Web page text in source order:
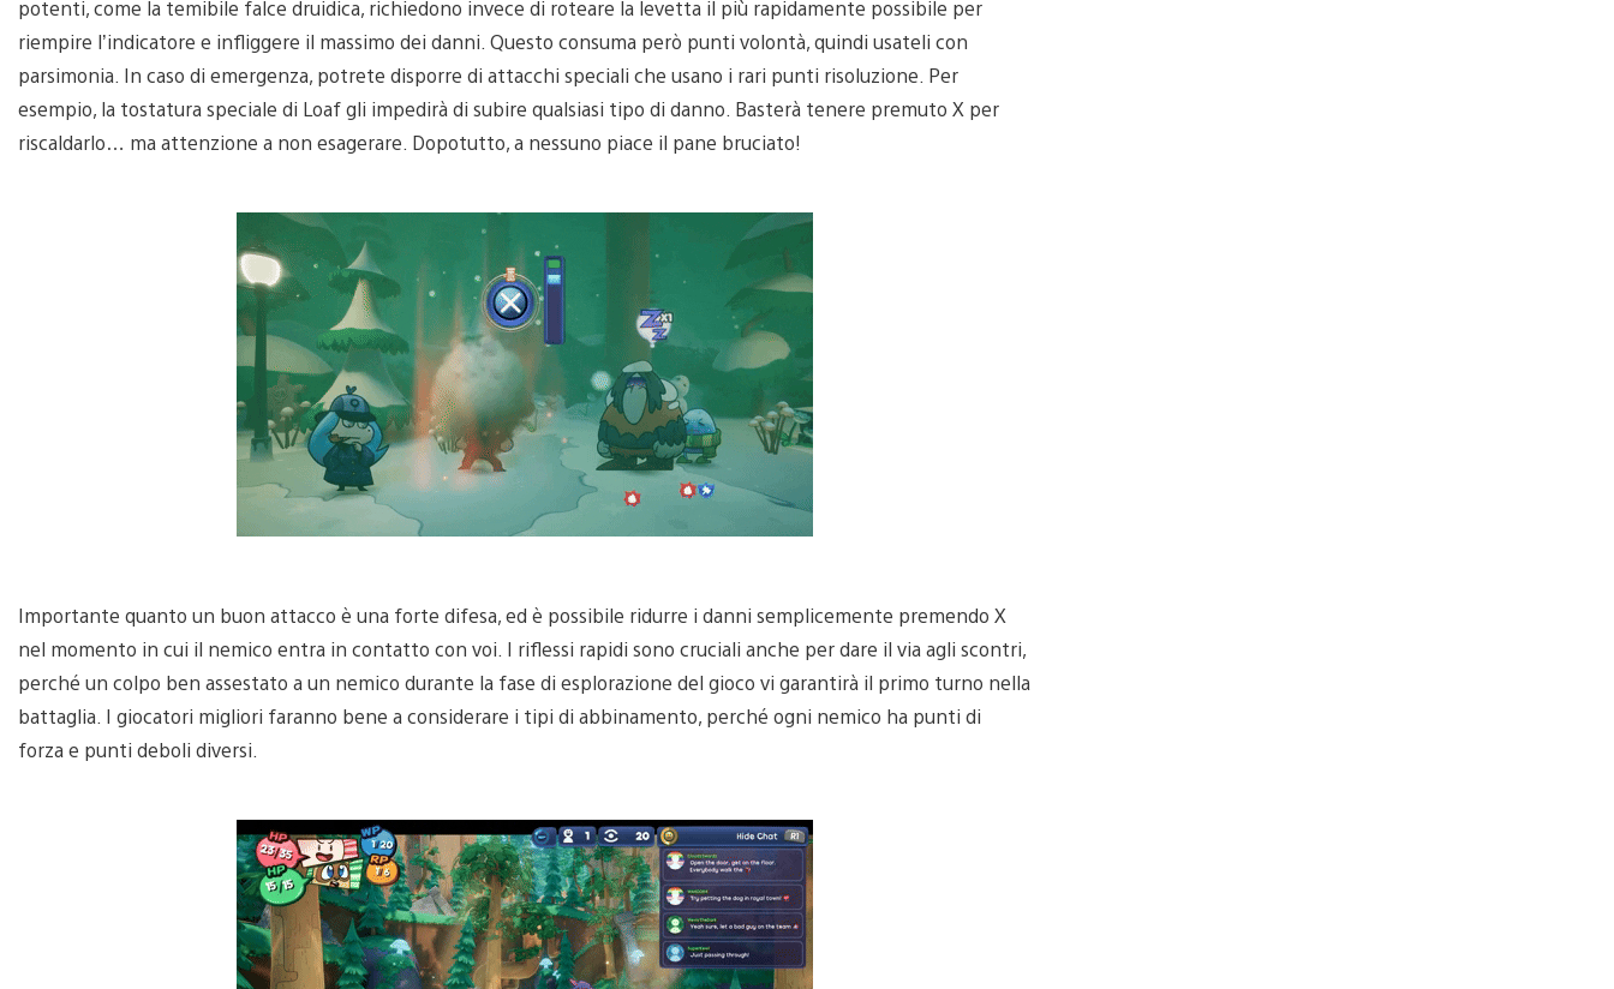
potenti, come la temibile falce druidica, richiedono invece di roteare la levetta il più rapidamente possibile per
riempire l’indicatore e infliggere il massimo dei danni. Questo consuma però punti volontà, quindi usateli con
parsimonia. In caso di emergenza, potrete disporre di attacchi speciali che usano i rari punti risoluzione. Per
esempio, la tostatura speciale di Loaf gli impedirà di subire qualsiasi tipo di danno. Basterà tenere premuto X per
riscaldarlo… ma attenzione a non esagerare. Dopotutto, a nessuno piace il pane bruciato!
Importante quanto un buon attacco è una forte difesa, ed è possibile ridurre i danni semplicemente premendo X
nel momento in cui il nemico entra in contatto con voi. I riflessi rapidi sono cruciali anche per dare il via agli scontri,
perché un colpo ben assestato a un nemico durante la fase di esplorazione del gioco vi garantirà il primo turno nella
battaglia. I giocatori migliori faranno bene a considerare i tipi di abbinamento, perché ogni nemico ha punti di
forza e punti deboli diversi.